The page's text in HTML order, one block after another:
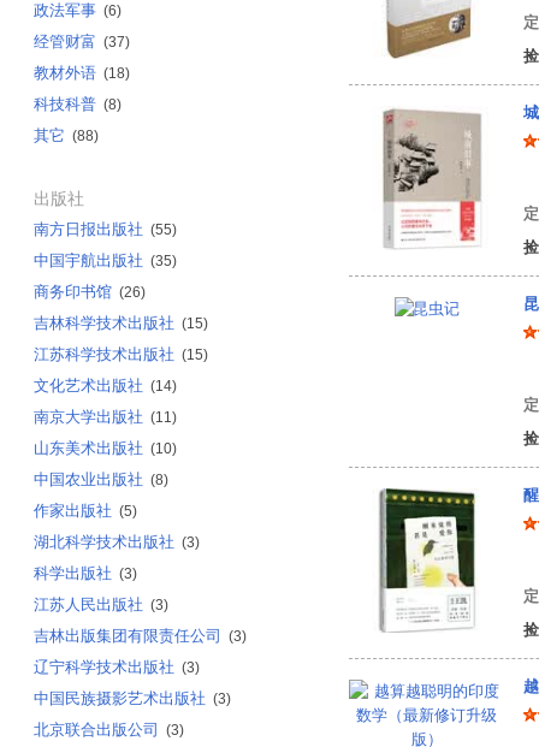
政法军事 (6)
经管财富 (37)
教材外语 (18)
科技科普 (8)
其它 (88)
出版社
南方日报出版社 (55)
中国宇航出版社 (35)
商务印书馆 (26)
吉林科学技术出版社 (15)
江苏科学技术出版社 (15)
文化艺术出版社 (14)
南京大学出版社 (11)
山东美术出版社 (10)
中国农业出版社 (8)
作家出版社 (5)
湖北科学技术出版社 (3)
科学出版社 (3)
江苏人民出版社 (3)
吉林出版集团有限责任公司 (3)
辽宁科学技术出版社 (3)
中国民族摄影艺术出版社 (3)
北京联合出版公司 (3)